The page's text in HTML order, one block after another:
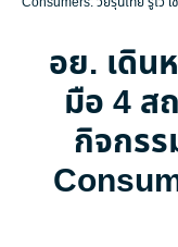
อย. เดิน
มือ 4 ส
กิจกร